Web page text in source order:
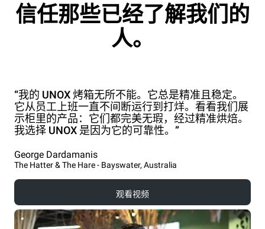
信任那些已经了解我们的
人。
“我的 UNOX 烤箱无所不能。它总是精准且稳定。
它从员工上班一直不间断运行到打烊。看看我们展
示柜里的产品：它们都完美无瑕，经过精准烘焙。
我选择 UNOX 是因为它的可靠性。”
George Dardamanis
The Hatter & The Hare - Bayswater, Australia
观看视频